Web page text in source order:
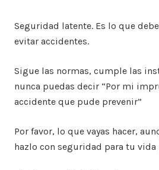
Seguridad latente. Es lo que
evitar accidentes.
Sigue las normas, cumple las
nunca puedas decir “Por mi
accidente que pude prevenir”
Por favor, lo que vayas hacer,
hazlo con seguridad para tu vida